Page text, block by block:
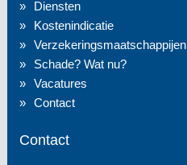
Diensten
Kostenindicatie
Verzekeringsmaatschappijen
Schade? Wat nu?
Vacatures
Contact
Contact